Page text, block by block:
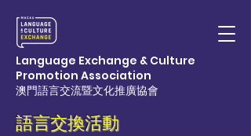
Language Exchange & Culture
Promotion Association
澳門語言交流暨文化推廣協會
​語言交換活動